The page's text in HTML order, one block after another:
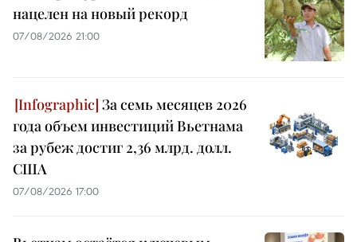
нацелен на новый рекорд
07/08/2026 21:00
За семь месяцев 2026
года объем инвестиций Вьетнама
за рубеж достиг 2,36 млрд. долл.
США
07/08/2026 17:00